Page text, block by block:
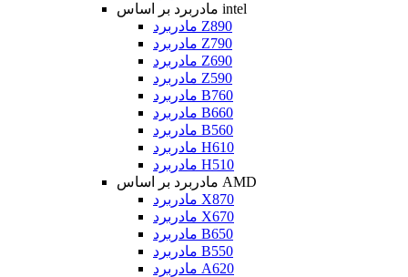
مادربرد بر اساس intel
مادربرد Z890
مادربرد Z790
مادربرد Z690
مادربرد Z590
مادربرد B760
مادربرد B660
مادربرد B560
مادربرد H610
مادربرد H510
مادربرد بر اساس AMD
مادربرد X870
مادربرد X670
مادربرد B650
مادربرد B550
مادربرد A620